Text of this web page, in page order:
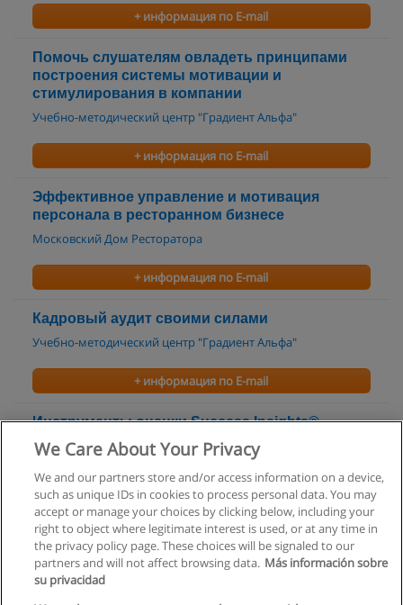
+ информация по E-mail
Помочь слушателям овладеть принципами
построения системы мотивации и
стимулирования в компании
Учебно-методический центр "Градиент Альфа"
+ информация по E-mail
Эффективное управление и мотивация
персонала в ресторанном бизнесе
Московский Дом Ресторатора
+ информация по E-mail
Кадровый аудит своими силами
Учебно-методический центр "Градиент Альфа"
+ информация по E-mail
Инструменты оценки Success Insights®.
Теория и практика
TriMetrix® Solutions / Диалог Менеджмент Консалтинг
+ информация по E-mail
We Care About Your Privacy
We and our partners store and/or access information on a device,
such as unique IDs in cookies to process personal data. You may
accept or manage your choices by clicking below, including your
right to object where legitimate interest is used, or at any time in
the privacy policy page. These choices will be signaled to our
partners and will not affect browsing data. Más información sobre
su privacidad